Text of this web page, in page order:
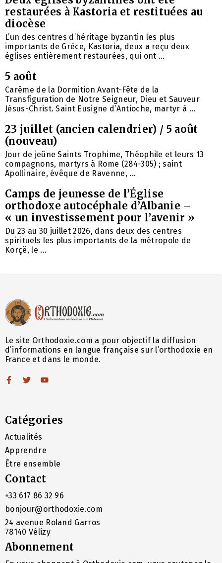
restaurées à Kastoria et restituées au
diocèse
L’un des centres d’héritage byzantin les plus
importants de Grèce, Kastoria, deux a reçu deux
églises entièrement restaurées, qui ont ...
5 août
Carême de la Dormition Avant-Fête de la
Transfiguration de Notre Seigneur, Dieu et Sauveur
Jésus-Christ. Saint Eusigne d’Antioche, martyr à ...
23 juillet (ancien calendrier) / 5 août
(nouveau)
Jour de jeûne Saints Trophime, Théophile et leurs 13
compagnons, martyrs à Rome (284-305) ; saint
Apollinaire, évêque de Ravenne, ...
Camps de jeunesse de l’Église
orthodoxe autocéphale d’Albanie –
« un investissement pour l’avenir »
Du 23 au 30 juillet 2026, dans deux des centres
spirituels les plus importants de la métropole de
Korçë, le ...
Le site Orthodoxie.com a pour objectif la diffusion
d’informations en langue française sur l’orthodoxie en
France et dans le monde.
Catégories
Actualités
Apprendre
Être ensemble
Contact
+33 617 86 32 96
bonjour@orthodoxie.com
24 avenue Roland Garros
78140 Vélizy
Abonnement